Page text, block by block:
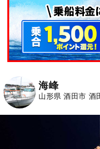
海峰
山形県 酒田市 酒